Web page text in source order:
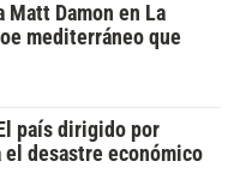
Matt Damon en La
mediterráneo que
país dirigido por
el desastre económico